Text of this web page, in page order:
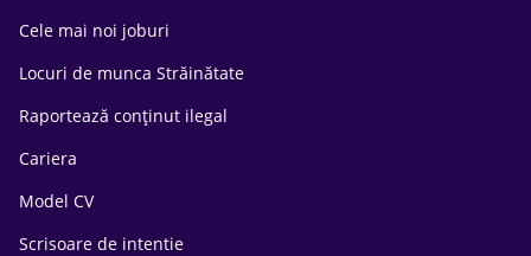
Cele mai noi joburi
Locuri de munca Străinătate
Raportează conținut ilegal
Cariera
Model CV
Scrisoare de intentie